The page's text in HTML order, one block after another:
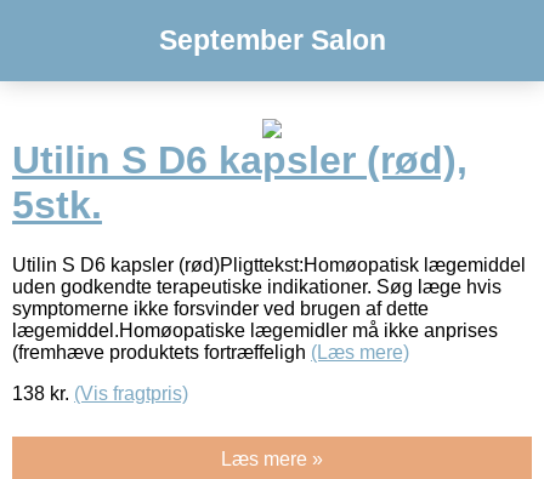
September Salon
Utilin S D6 kapsler (rød),
5stk.
Utilin S D6 kapsler (rød)Pligttekst:Homøopatisk lægemiddel
uden godkendte terapeutiske indikationer. Søg læge hvis
symptomerne ikke forsvinder ved brugen af dette
lægemiddel.Homøopatiske lægemidler må ikke anprises
(fremhæve produktets fortræffeligh (Læs mere)
138 kr. (Vis fragtpris)
Læs mere »